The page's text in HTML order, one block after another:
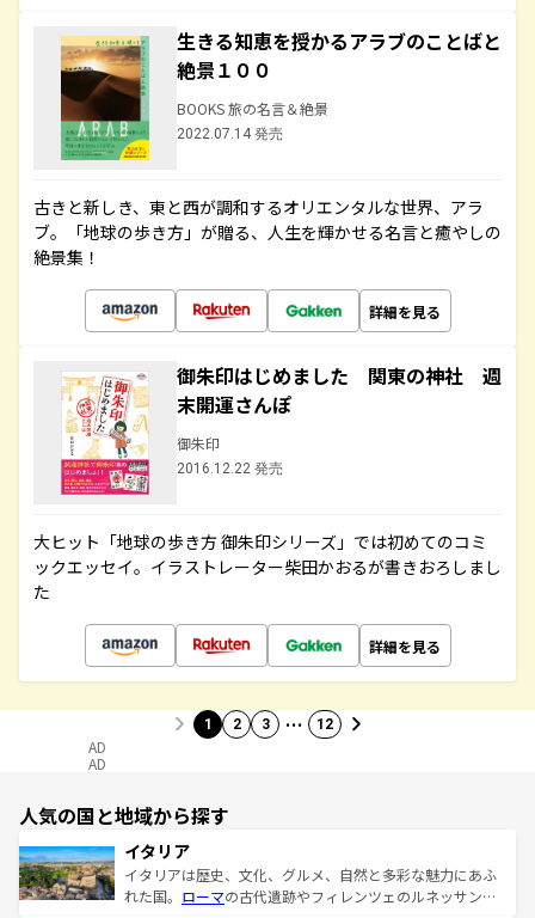
生きる知恵を授かるアラブのことばと
絶景１００
BOOKS 旅の名言＆絶景
2022.07.14 発売
古きと新しき、東と西が調和するオリエンタルな世界、アラ
ブ。「地球の歩き方」が贈る、人生を輝かせる名言と癒やしの
絶景集！
詳細を見る
御朱印はじめました 関東の神社 週
末開運さんぽ
御朱印
2016.12.22 発売
大ヒット「地球の歩き方 御朱印シリーズ」では初めてのコミ
ックエッセイ。イラストレーター柴田かおるが書きおろしまし
た
詳細を見る
1 2 3 … 12
AD
AD
人気の国と地域から探す
イタリア
イタリアは歴史、文化、グルメ、自然と多彩な魅力にあふ
れた国。 ローマの古代遺跡やフィレンツェのルネッサンス